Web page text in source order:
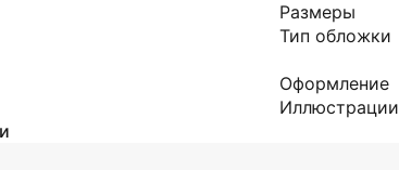
Размеры
Тип обложки
Оформление
Иллюстрации